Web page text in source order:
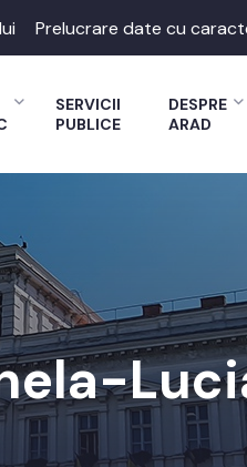
Prelucrare date cu
SERVICII
PUBLICE
DESPRE
ARAD